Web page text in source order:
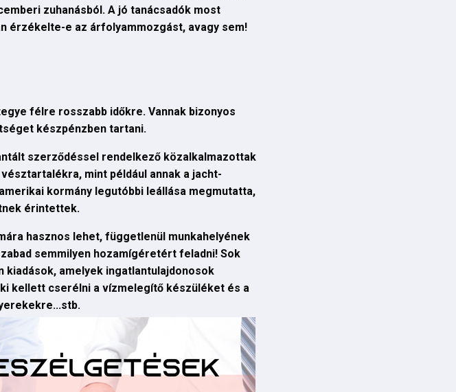
zuhanásból. A jó tanácsadók most
érzékelte-e az árfolyammozgást, avagy sem!
félre rosszabb időkre. Vannak bizonyos
készpénzben tartani.
szerződéssel rendelkező közalkalmazottak
mint például annak a jacht-
kormány legutóbbi leállása megmutatta,
érintettek.
hasznos lehet, függetlenül munkahelyének
semmilyen hozamígéretért feladni! Sok
kiadások, amelyek ingatlantulajdonosok
kellett cserélni a vízmelegítő készüléket és a